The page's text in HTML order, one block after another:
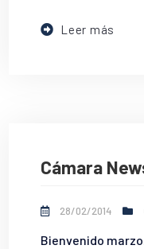
Leer más
Cámara
28/02/2014
Bienvenido